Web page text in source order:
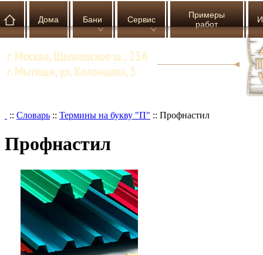
Дома Бани Сервис
Примеры
работ
:: Словарь :: Термины на букву "П" :: Профнастил
Профнастил